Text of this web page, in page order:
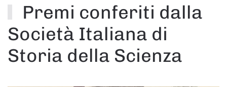
Premi conferiti dalla
Società Italiana di
Storia della Scienza